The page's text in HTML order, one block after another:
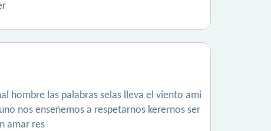
hombre las palabras selas lleva el viento ami
nos enseñemos a respetarnos kerernos ser
amar res